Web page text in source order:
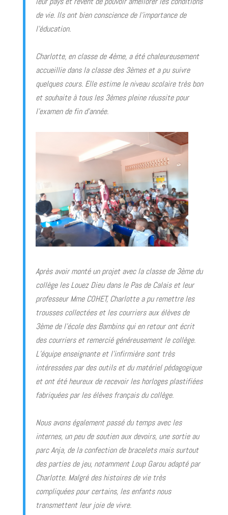
de vie. Ils ont bien conscience de l’importance de
l’éducation.
Charlotte, en classe de 4ème, a été chaleureusement
accueillie dans la classe des 3èmes et a pu suivre
quelques cours. Elle estime le niveau scolaire très bon
et souhaite à tous les 3èmes pleine réussite pour
l’examen de fin d’année.
Après avoir monté un projet avec la classe de 3ème du
collège les Louez Dieu dans le Pas de Calais et leur
professeur Mme COHET, Charlotte a pu remettre les
trousses collectées et les courriers aux élèves de
3ème de l’école des Bambins qui en retour ont écrit
des courriers et remercié généreusement le collège.
L’équipe enseignante et l’infirmière sont très
intéressées par des outils et du matériel pédagogique
et ont été heureux de recevoir les horloges plastifiées
fabriquées par les élèves français du collège.
Nous avons également passé du temps avec les
internes, un peu de soutien aux devoirs, une sortie au
parc Anja, de la confection de bracelets mais surtout
des parties de jeu, notamment Loup Garou adapté par
Charlotte. Malgré des histoires de vie très
compliquées pour certains, les enfants nous
transmettent leur joie de vivre.